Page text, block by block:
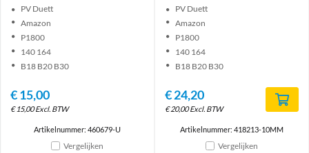
PV Duett
Amazon
P1800
140 164
B18 B20 B30
€15,00
€15,00 Excl. BTW
Artikelnummer: 460679-U
Vergelijken
PV Duett
Amazon
P1800
140 164
B18 B20 B30
€24,20
€20,00 Excl. BTW
Artikelnummer: 418213-10MM
Vergelijken